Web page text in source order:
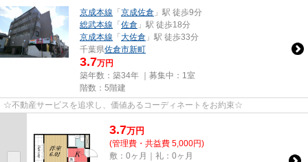
京成本線 「 京成佐倉 」駅 徒歩9分
総武本線 「 佐倉 」駅 徒歩18分
京成本線 「 大佐倉 」駅 徒歩33分
千葉県佐倉市新町
3.7万円
築年数：築34年 ｜募集中： 1室
階数：5階建
☆不動産サービスを追求し、価値あるコーディネートをお約束☆
3.7万円
(管理費・共益費 5,000円)
敷：0ヶ月｜礼：0ヶ月